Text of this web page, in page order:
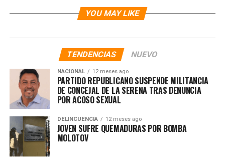
YOU MAY LIKE
TENDENCIAS NUEVO
NACIONAL 12 meses ago
PARTIDO REPUBLICANO SUSPENDE MILITANCIA
DE CONCEJAL DE LA SERENA TRAS DENUNCIA
POR ACOSO SEXUAL
DELINCUENCIA 12 meses ago
JOVEN SUFRE QUEMADURAS POR BOMBA
MOLOTOV